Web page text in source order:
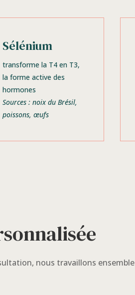
Sélénium
transforme la T4 en T3,
la forme active des
hormones
Sources : noix du Brésil,
poissons, œufs
nous travaillons ensemble